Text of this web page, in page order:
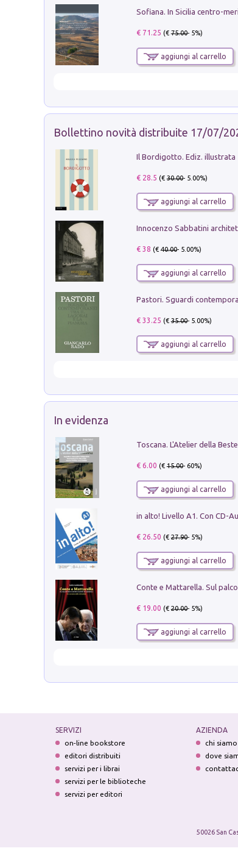
€ 71.25 (€75.00- 5%)
aggiungi al carrello
Bollettino novità distribuite 17/07/
Il Bordigotto. Ediz. illustrata
€ 28.5 (€30.00- 5.00%)
aggiungi al carrello
Innocenzo Sabbatini
€ 38 (€40.00- 5.00%)
aggiungi al carrello
€ 33.25 (€35.00- 5.00%)
aggiungi al carrello
In evidenza
Toscana. L'Atelier della
€ 6.00 (€15.00- 60%)
aggiungi al carrello
€ 26.50 (€27.90- 5%)
aggiungi al carrello
€ 19.00 (€20.00- 5%)
aggiungi al carrello
SERVIZI
on-line bookstore
editori distribuiti
servizi per i librai
servizi per le biblioteche
servizi per editori
AZIENDA
chi siamo
dove
50026 San